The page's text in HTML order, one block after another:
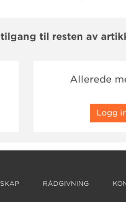
til resten av
Allerede
Logg
RÅDGIVNING